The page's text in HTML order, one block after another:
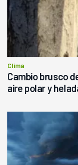
Clima
Cambio brusco
aire polar y